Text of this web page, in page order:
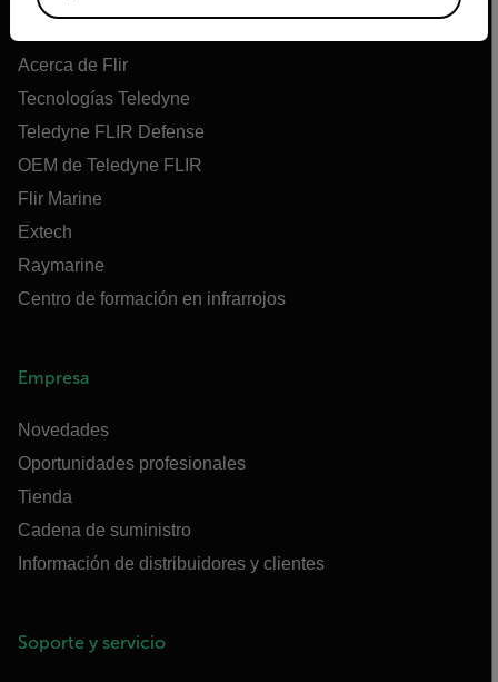
Flir
Acerca de Flir
Tecnologías Teledyne
Teledyne FLIR Defense
OEM de Teledyne FLIR
Flir Marine
Extech
Raymarine
Centro de formación en infrarrojos
Empresa
Novedades
Oportunidades profesionales
Tienda
Cadena de suministro
Información de distribuidores y clientes
Soporte y servicio